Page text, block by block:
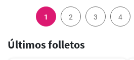
1 2 3 4
Últimos folletos